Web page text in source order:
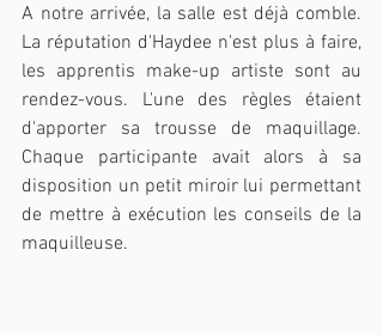
A notre arrivée, la salle est déjà comble.
La réputation d'Haydee n'est plus à faire,
les apprentis make-up artiste sont au
rendez-vous. L'une des règles étaient
d'apporter sa trousse de maquillage.
Chaque participante avait alors à sa
disposition un petit miroir lui permettant
de mettre à exécution les conseils de la
maquilleuse.